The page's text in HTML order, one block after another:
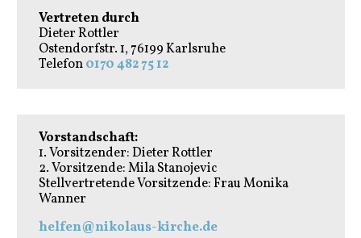
Vertreten durch
Dieter Rottler
Ostendorfstr. 1, 76199 Karlsruhe
Telefon0170 482 75 12
Vorstandschaft:
1. Vorsitzender: Dieter Rottler
2. Vorsitzende: Mila Stanojevic
Stellvertretende Vorsitzende: Frau Monika
Wanner
helfen@nikolaus-kirche.de